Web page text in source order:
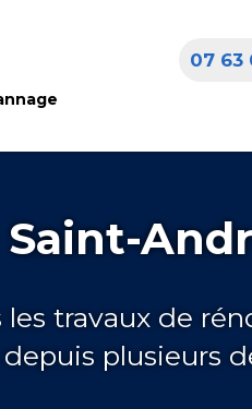
07 63
travaux de
plusieurs